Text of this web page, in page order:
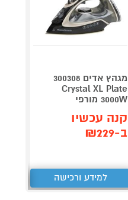
מגהץ אדים 300308
Crystal XL Plate
3000W מורפי
קנה עכשיו
ב-₪229
למידע ורכישה